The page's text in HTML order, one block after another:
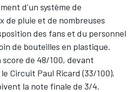
d'un système de
de pluie et de nombreuses
des fans et du personnel
de bouteilles en plastique.
de 48/100, devant
Circuit Paul Ricard (33/100).
la note finale de 3/4.